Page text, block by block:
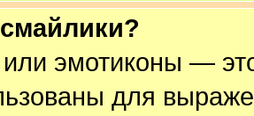
эмотиконы —
для